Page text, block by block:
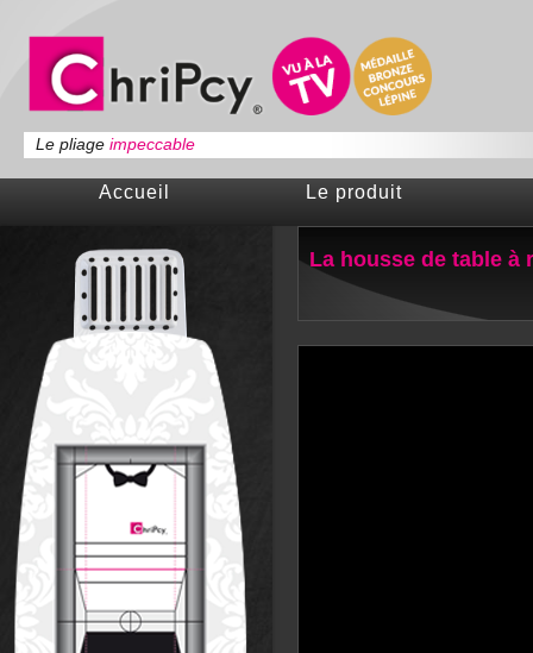
Le pliage impeccable
Accueil Le produit
La housse de table à